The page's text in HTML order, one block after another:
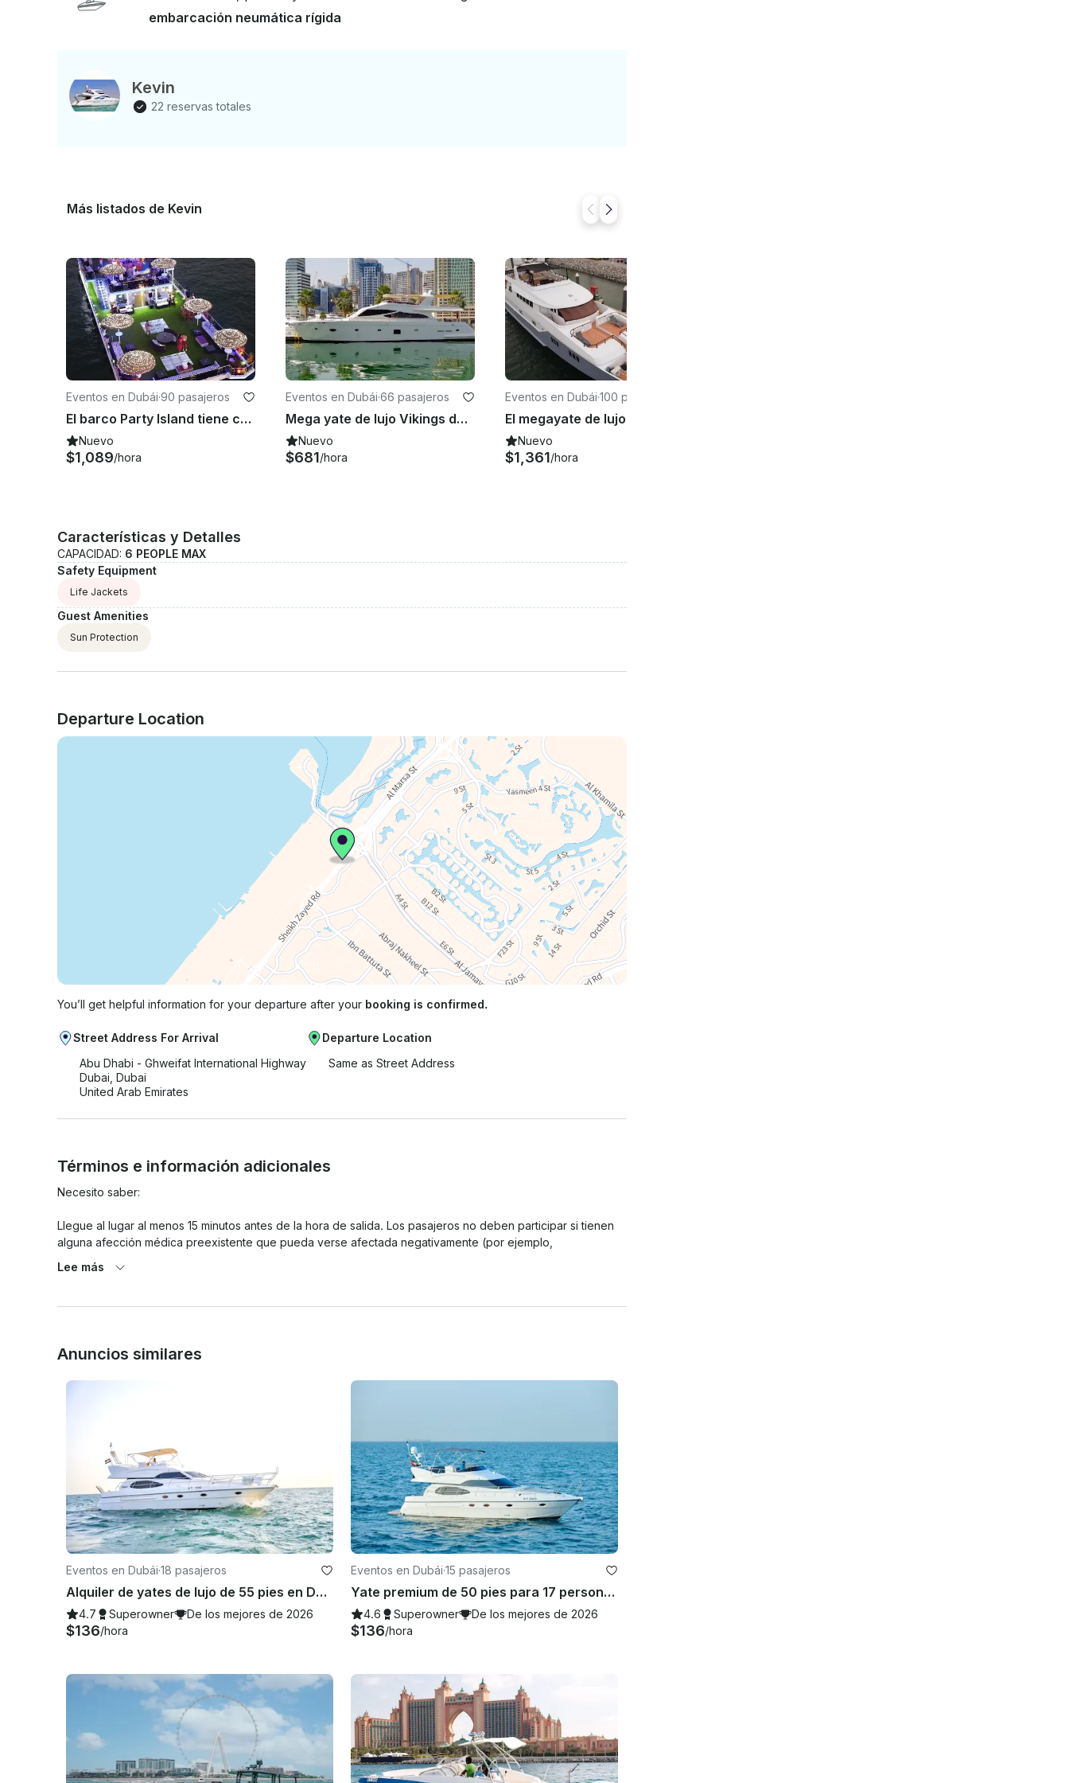
mojarte. Algunos pasajeros llevan consigo una muda de ropa para usarla más adelante. Si
tiene alguna pregunta, podemos responderla a través de la plataforma de mensajería de
embarcación neumática rígida
Kevin
22 reservas totales
Más listados de Kevin
Eventos en Dubái·90 pasajeros
El barco Party Island tiene capacidad para hasta 90 personas en Dubái
Nuevo
$1,089/hora
Eventos en Dubái·66 pasajeros
Mega yate de lujo Vikings de 88 pies para 66 huéspedes en Dubái
Nuevo
$681/hora
Eventos en Dubái·100 pasajeros
Nuevo
$1,361/hora
Características y Detalles
CAPACIDAD: 6 PEOPLE MAX
Safety Equipment
Life Jackets
Guest Amenities
Sun Protection
Departure Location
You’ll get helpful information for your departure after your booking is confirmed.
Street Address For Arrival
Abu Dhabi - Ghweifat International Highway
Dubai, Dubai
United Arab Emirates
Departure Location
Same as Street Address
Términos e información adicionales
Necesito saber:
Llegue al lugar al menos 15 minutos antes de la hora de salida. Los pasajeros no deben participar si tienen
alguna afección médica preexistente que pueda verse afectada negativamente (por ejemplo,
enfermedades cardíacas, problemas de espalda o mujeres embarazadas). Todos los pasajeros deben
esperar que, al menos, los rocien y, tal vez, los empapen. Tenemos derecho a cancelar la actividad sin
circunstancia imprevista que pueda surgir
Lee más
Anuncios similares
Eventos en Dubái·18 pasajeros
Alquiler de yates de lujo de 55 pies en Dubái | Moto acuática gratuita | Amplia terraza | Best Price ⚓
4.7 Superowner De los mejores de 2026
$136/hora
Eventos en Dubái·15 pasajeros
Yate premium de 50 pies para 17 personas
4.6 Superowner De los mejores de 2026
$136/hora